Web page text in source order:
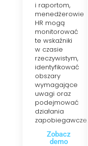
i raportom,
menedżerowie
HR mogą
monitorować
te wskaźniki
w czasie
rzeczywistym,
identyfikować
obszary
wymagające
uwagi oraz
podejmować
działania
zapobiegawcze.
Zobacz
demo